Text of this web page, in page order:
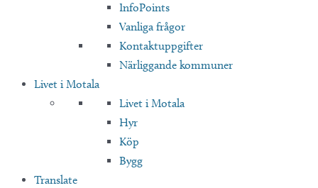
InfoPoints
Vanliga frågor
Kontaktuppgifter
Närliggande kommuner
Livet i Motala
Livet i Motala
Hyr
Köp
Bygg
Translate